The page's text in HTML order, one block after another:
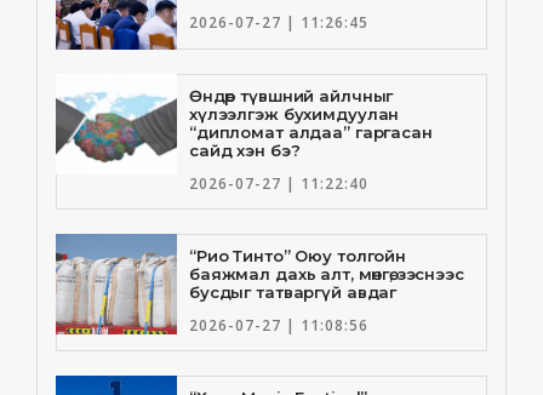
2026-07-27 | 11:26:45
Өндөр түвшний айлчныг
хүлээлгэж бухимдуулан
“дипломат алдаа” гаргасан
сайд хэн бэ?
2026-07-27 | 11:22:40
“Рио Тинто” Оюу толгойн
баяжмал дахь алт, мөнгө, зэснээс
бусдыг татваргүй авдаг
2026-07-27 | 11:08:56